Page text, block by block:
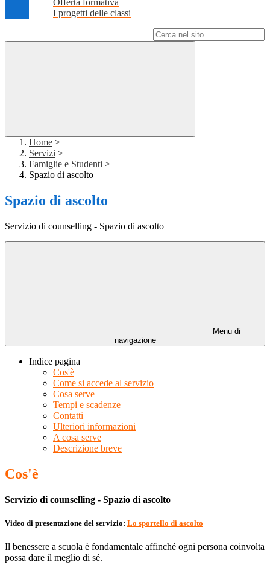
Offerta formativa
I progetti delle classi
Home >
Servizi >
Famiglie e Studenti >
Spazio di ascolto
Spazio di ascolto
Servizio di counselling - Spazio di ascolto
Menu di
navigazione
Indice pagina
Cos'è
Come si accede al servizio
Cosa serve
Tempi e scadenze
Contatti
Ulteriori informazioni
A cosa serve
Descrizione breve
Cos'è
Servizio di counselling - Spazio di ascolto
Video di presentazione del servizio: Lo sportello di ascolto
Il benessere a scuola è fondamentale affinché ogni persona coinvolta
possa dare il meglio di sé.